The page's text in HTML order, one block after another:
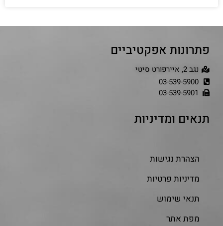
פתרונות אפקטיביים
נגב 2, איירפורט סיטי
03-539-5900
03-539-5901
תנאים ומדיניות
הצהרת נגישות
מדיניות פרטיות
תנאי שימוש
מפת אתר